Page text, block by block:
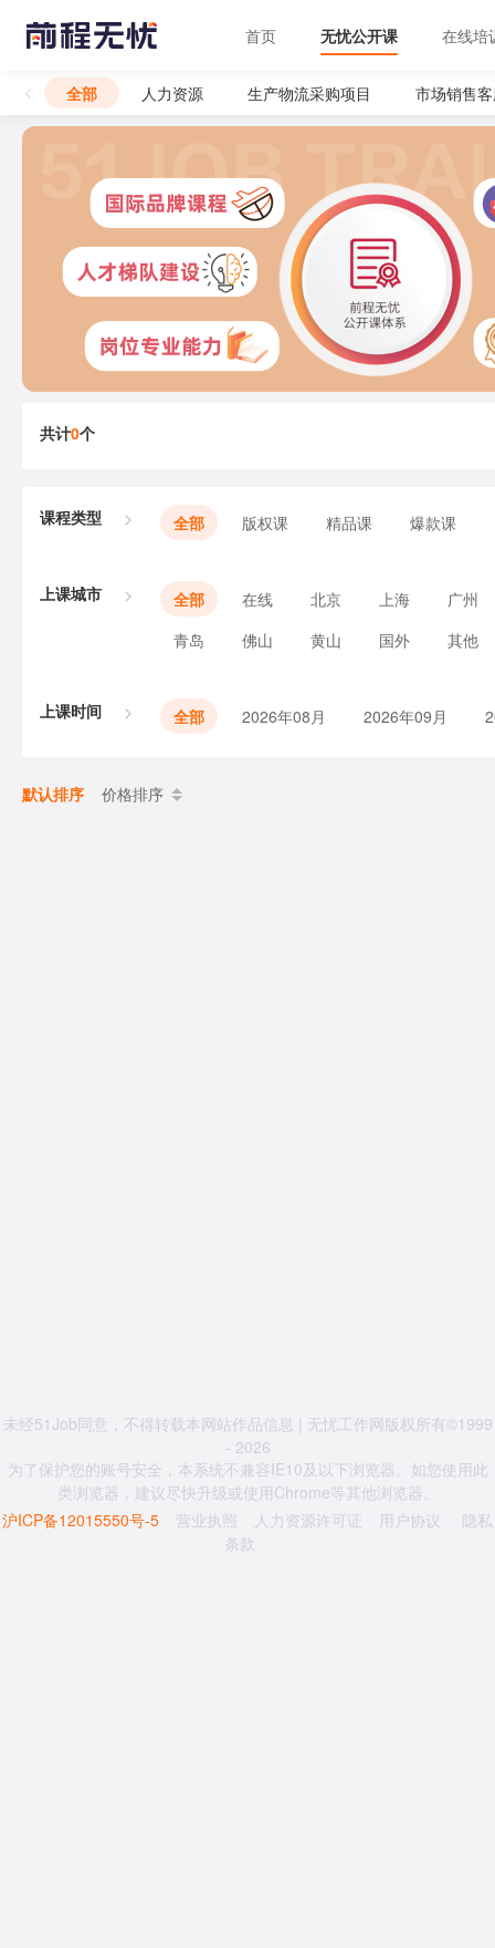
首页 无忧公开课 在线培
全部 人力资源 生产物流采购项目 市场销售
共计0个
课程类型 全部 版权课 精品课 爆款课
上课城市 全部 在线 北京 上海
广州
青岛
佛山 黄山 国外 其他
上课时间 全部 2026年08月 2026年09月
默认排序 价格排序
未经51Job同意，不得转载本网站作品信息 | 无忧工作网版权所有©1999
- 2026
为了保护您的账号安全，本系统不兼容IE10及以下浏览器。如您使用此
类浏览器，建议尽快升级或使用Chrome等其他浏览器。
沪ICP备12015550号-5
营业执照 人力资源许可证 用户协议
隐私
条款